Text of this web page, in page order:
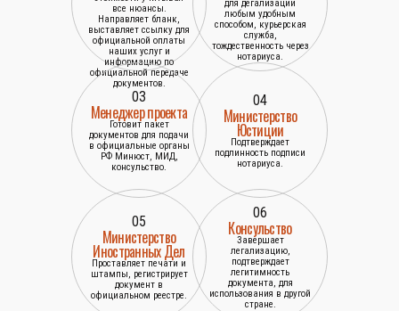
все нюансы.
Направляет бланк,
выставляет ссылку для
официальной оплаты
наших услуг и
информацию по
официальной передаче
документов.
для дегализации
любым удобным
способом, курьерская
служба,
тождественность через
нотариуса.
03
Менеджер проекта
Готовит пакет
документов для подачи
в официальные органы
РФ Минюст, МИД,
консульство.
04
Министерство
Юстиции
Подтверждает
подлинность подписи
нотариуса.
05
Министерство
Иностранных Дел
Проставляет печати и
штампы, регистрирует
документ в
официальном реестре.
06
Консульство
Завершает
легализацию,
подтверждает
легитимность
документа, для
использования в другой
стране.